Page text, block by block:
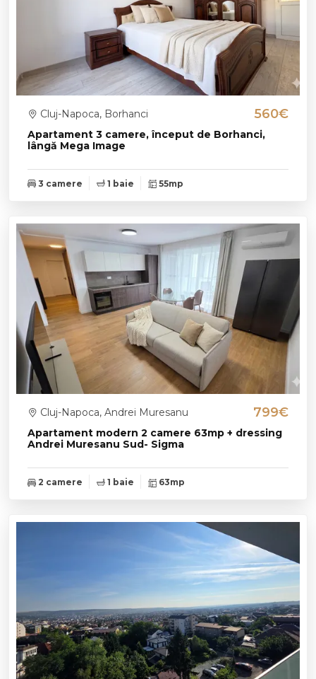
Apartament 3 camere, început de Borhanci,
lângă Mega Image
Cluj-Napoca, Borhanci 560€
3 camere 1 baie 55mp
Apartament modern 2 camere 63mp + dressing
Andrei Muresanu Sud- Sigma
Cluj-Napoca, Andrei Muresanu 799€
2 camere 1 baie 63mp